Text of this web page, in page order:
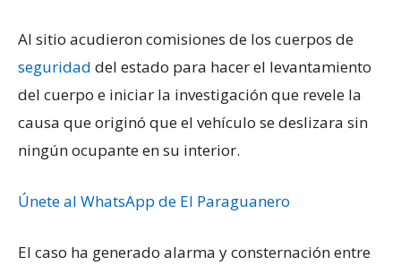
Al sitio acudieron comisiones de los cuerpos de
seguridad del estado para hacer el levantamiento
del cuerpo e iniciar la investigación que revele la
causa que originó que el vehículo se deslizara sin
ningún ocupante en su interior.
Únete al WhatsApp de El Paraguanero
El caso ha generado alarma y consternación entre